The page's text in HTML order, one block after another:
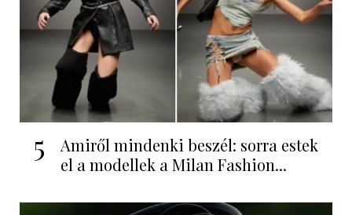
5
Amiről mindenki beszél: sorra estek
el a modellek a Milan Fashion...